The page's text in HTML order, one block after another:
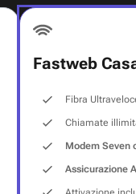
Fastweb
Fibra
Chiamate
Modem Seven
Assicurazione